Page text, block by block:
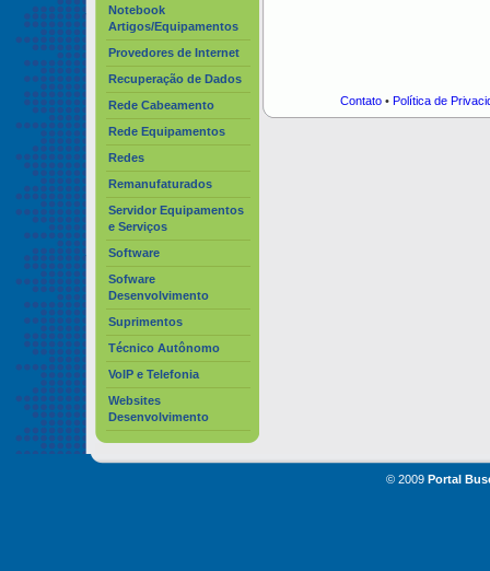
Notebook
Artigos/Equipamentos
Provedores de Internet
Recuperação de Dados
Rede Cabeamento
Rede Equipamentos
Redes
Remanufaturados
Servidor Equipamentos
e Serviços
Software
Sofware
Desenvolvimento
Suprimentos
Técnico Autônomo
VoIP e Telefonia
Websites
Desenvolvimento
Contato• Política de
© 2009 Portal